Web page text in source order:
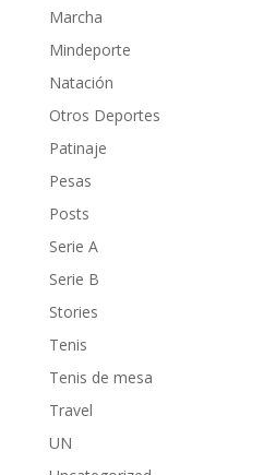
Marcha
Mindeporte
Natación
Otros Deportes
Patinaje
Pesas
Posts
Serie A
Serie B
Stories
Tenis
Tenis de mesa
Travel
UN